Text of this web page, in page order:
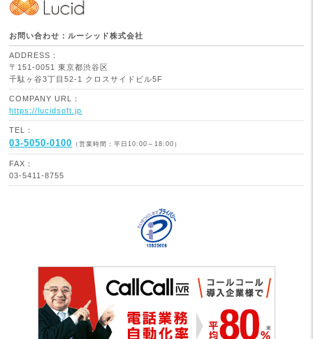
お問い合わせ：ルーシッド株式会社
ADDRESS：
〒151-0051 東京都渋谷区
千駄ヶ谷3丁目52-1 クロスサイドビル5F
COMPANY URL：
https://lucidsoft.jp
TEL：
03-5050-0100 （営業時間：平日10:00～18:00）
FAX：
03-5411-8755